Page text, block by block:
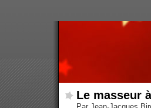
Le masseur